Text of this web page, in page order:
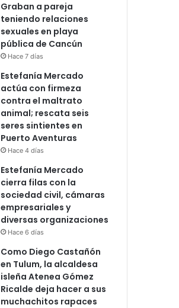
Graban a pareja
teniendo relaciones
sexuales en playa
pública de Cancún
Hace 7 días
Estefanía Mercado
actúa con firmeza
contra el maltrato
animal; rescata seis
seres sintientes en
Puerto Aventuras
Hace 4 días
Estefanía Mercado
cierra filas con la
sociedad civil, cámaras
empresariales y
diversas organizaciones
Hace 6 días
Como Diego Castañón
en Tulum, la alcaldesa
isleña Atenea Gómez
Ricalde deja hacer a sus
muchachitos rapaces